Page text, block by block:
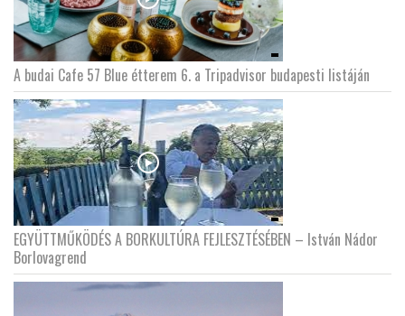
A budai Cafe 57 Blue étterem 6. a Tripadvisor budapesti listáján
EGYÜTTMŰKÖDÉS A BORKULTÚRA FEJLESZTÉSÉBEN – István Nádor
Borlovagrend